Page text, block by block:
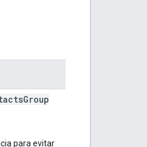
Group
para evitar